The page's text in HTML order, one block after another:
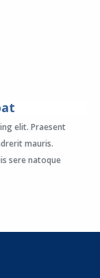
elit. Praesent
mauris.
sere natoque